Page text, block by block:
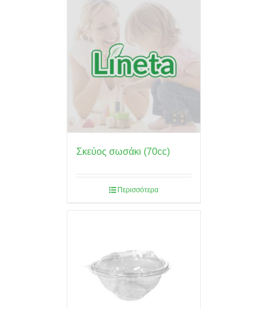
Σκεύος σωσάκι (70cc)
Περισσότερα